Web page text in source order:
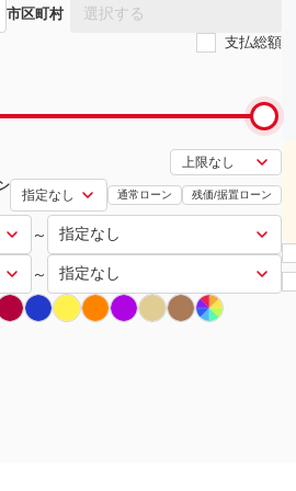
市区町村 選択する
支払総額
通常ローン 残価/据置ローン
～
～